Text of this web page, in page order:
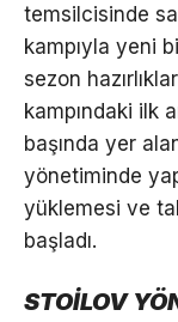
temsilcisinde
kampıyla yeni
sezon
kampındaki ilk
başında yer
yönetiminde
yüklemesi ve
başladı.
STOİLOV